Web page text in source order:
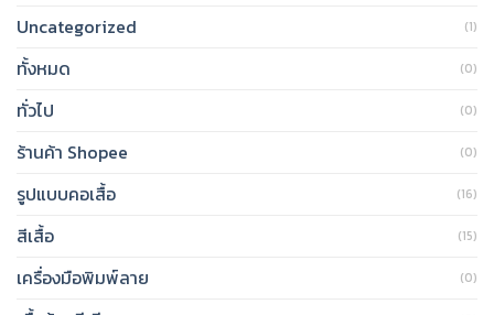
Uncategorized (1)
ทั้งหมด (0)
ทั่วไป (0)
ร้านค้า Shopee (0)
รูปแบบคอเสื้อ (16)
สีเสื้อ (15)
เครื่องมือพิมพ์ลาย (0)